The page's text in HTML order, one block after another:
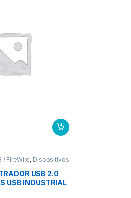
/ FireWire, Dispositivos
USB 2.0
USB INDUSTRIAL